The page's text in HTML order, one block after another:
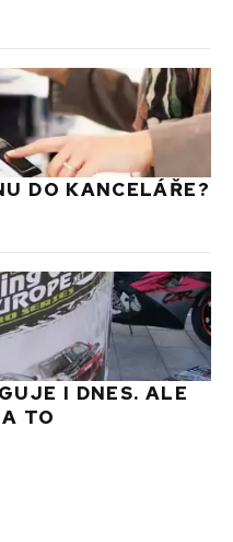
DO KANCELÁŘE?
I DNES. ALE
TO